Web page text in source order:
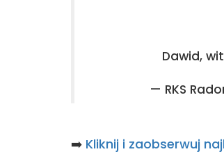
Dawid,
— RKS
➡️ Kliknij i zaobserwuj